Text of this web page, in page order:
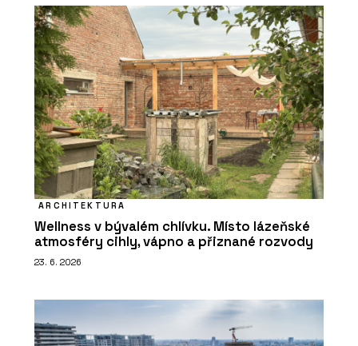
ARCHITEKTURA
Wellness v bývalém chlívku. Místo lázeňské
atmosféry cihly, vápno a přiznané rozvody
23. 6. 2026